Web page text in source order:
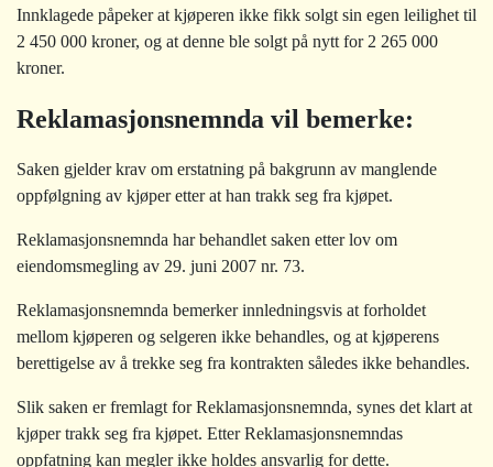
Innklagede påpeker at kjøperen ikke fikk solgt sin egen leilighet til
2 450 000 kroner, og at denne ble solgt på nytt for 2 265 000
kroner.
Reklamasjonsnemnda vil bemerke:
Saken gjelder krav om erstatning på bakgrunn av manglende
oppfølgning av kjøper etter at han trakk seg fra kjøpet.
Reklamasjonsnemnda har behandlet saken etter lov om
eiendomsmegling av 29. juni 2007 nr. 73.
Reklamasjonsnemnda bemerker innledningsvis at forholdet
mellom kjøperen og selgeren ikke behandles, og at kjøperens
berettigelse av å trekke seg fra kontrakten således ikke behandles.
Slik saken er fremlagt for Reklamasjonsnemnda, synes det klart at
kjøper trakk seg fra kjøpet. Etter Reklamasjonsnemndas
oppfatning kan megler ikke holdes ansvarlig for dette.